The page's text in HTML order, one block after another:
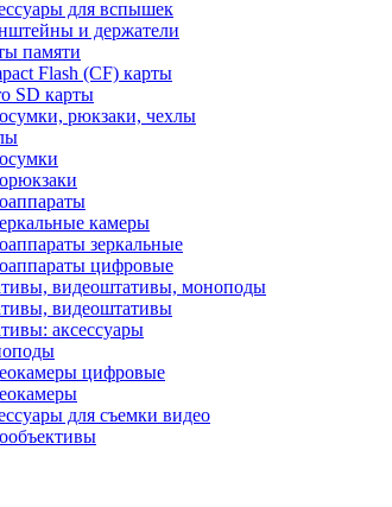
для вспышек
и держатели
памяти
Flash (CF) карты
SD карты
рюкзаки, чехлы
камеры
зеркальные
цифровые
видеоштативы, моноподы
видеоштативы
аксессуары
цифровые
для съемки видео